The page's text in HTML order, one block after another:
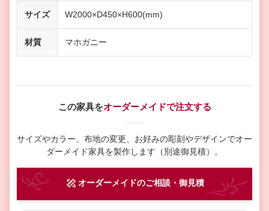
サイズ W2000×D450×H600(mm)
材質 マホガニー
この家具をオーダーメイドで注文する
サイズやカラー、布地の変更、お好みの彫刻やデザインでオー
ダーメイド家具を製作します（別途御見積）。
オーダーメイドのご相談・御見積